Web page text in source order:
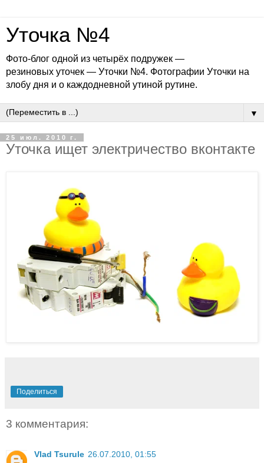
Уточка №4
Фото-блог одной из четырёх подружек —
резиновых уточек — Уточки №4. Фотографии Уточки на
злобу дня и о каждодневной утиной рутине.
▼
25 июл. 2010 г.
Уточка ищет электричество вконтакте
Поделиться
3 комментария:
Vlad Tsurule 26.07.2010, 01:55